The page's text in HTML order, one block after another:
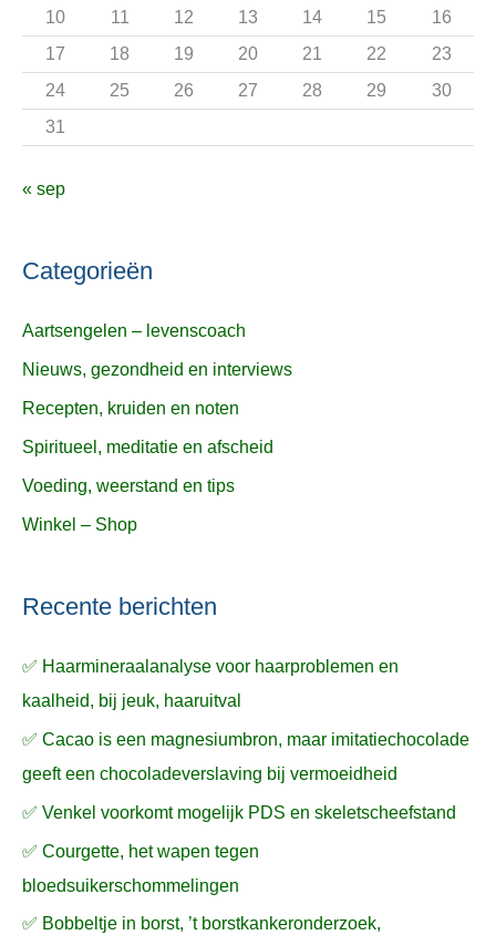
:
10 11 12 13 14 15
16
17
18 19 20 21 22
23
24
25 26 27 28 29
30
31
« sep
Categorieën
Aartsengelen – levenscoach
Nieuws, gezondheid en interviews
Recepten, kruiden en noten
Spiritueel, meditatie en afscheid
Voeding, weerstand en tips
Winkel – Shop
Recente berichten
✅ Haarmineraalanalyse voor haarproblemen en
kaalheid, bij jeuk, haaruitval
✅ Cacao is een magnesiumbron, maar imitatiechocolade
geeft een chocoladeverslaving bij vermoeidheid
✅ Venkel voorkomt mogelijk PDS en skeletscheefstand
✅ Courgette, het wapen tegen
bloedsuikerschommelingen
✅ Bobbeltje in borst, ’t borstkankeronderzoek,